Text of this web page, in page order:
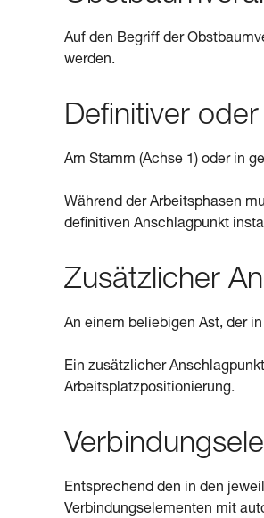
Auf den Begriff der
werden.
Definitiver
Am Stamm (Achse 1) oder in
Während der Arbeitsphasen
definitiven Anschlagpunkt
Zusätzlicher
An einem beliebigen Ast, der
Ein zusätzlicher
Arbeitsplatzpositionierung.
Entsprechend den in den
Verbindungselementen mit